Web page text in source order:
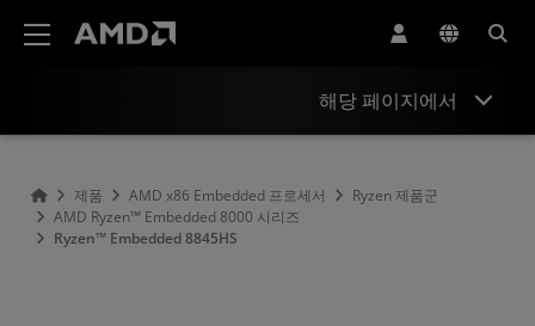
해당 페이지에서
제품 AMD x86 Embedded 프로세서
Ryzen 제품군
AMD Ryzen™ Embedded 8000 시리즈
Ryzen™ Embedded 8845HS